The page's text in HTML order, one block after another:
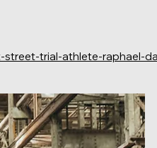
trial-athlete-raphael-